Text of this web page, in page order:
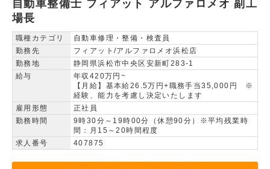
自動車整備士 フィアット アルファロメオ 副工
場長
職種カテゴリ
自動車修理・整備・検査員
勤務先
フィアット/アルファロメオ浜松店
勤務地
静岡県浜松市中央区安新町283-1
給与
年収420万円~
【月給】基本給26.5万円+職務手当35,000円 ※
経験、能力を考慮し決定いたします
雇用形態
正社員
勤務時間
9時30分～19時00分（休憩90分）※平均残業時
間：月15～20時間程度
求人番号
407875